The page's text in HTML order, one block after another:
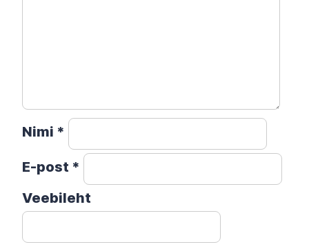
Nimi *
E-post *
Veebileht